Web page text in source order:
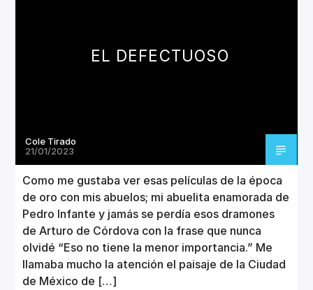
Invencible Radio
EL DEFECTUOSO
Cole Tirado
21/01/2023
Como me gustaba ver esas películas de la época
de oro con mis abuelos; mi abuelita enamorada de
Pedro Infante y jamás se perdía esos dramones
de Arturo de Córdova con la frase que nunca
olvidé “Eso no tiene la menor importancia.” Me
llamaba mucho la atención el paisaje de la Ciudad
de México de […]